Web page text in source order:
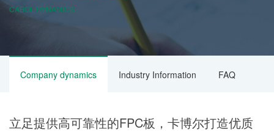
CABOL DYNAMICS
Company dynamics Industry Information FAQ
立足提供高可靠性的FPC板，卡博尔打造优质